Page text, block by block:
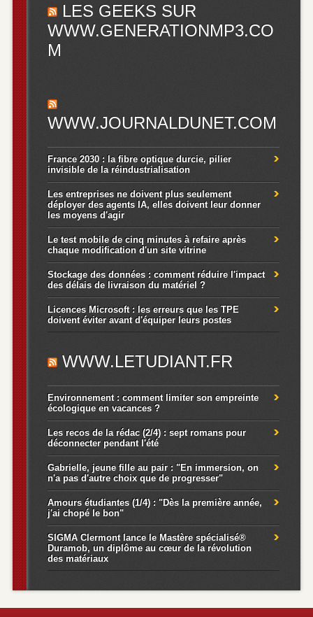
LES GEEKS SUR
WWW.GENERATIONMP3.CO
M
WWW.JOURNALDUNET.COM
France 2030 : la fibre optique durcie, pilier
invisible de la réindustrialisation
Les entreprises ne doivent plus seulement
déployer des agents IA, elles doivent leur donner
les moyens d'agir
Le test mobile de cinq minutes à refaire après
chaque modification d'un site vitrine
Stockage des données : comment réduire l'impact
des délais de livraison du matériel ?
Licences Microsoft : les erreurs que les TPE
doivent éviter avant d'équiper leurs postes
WWW.LETUDIANT.FR
Environnement : comment limiter son empreinte
écologique en vacances ?
Les recos de la rédac (2/4) : sept romans pour
déconnecter pendant l'été
Gabrielle, jeune fille au pair : "En immersion, on
n'a pas d'autre choix que de progresser"
Amours étudiantes (1/4) : "Dès la première année,
j'ai chopé le bon"
SIGMA Clermont lance le Mastère spécialisé®
Duramob, un diplôme au cœur de la révolution
des matériaux